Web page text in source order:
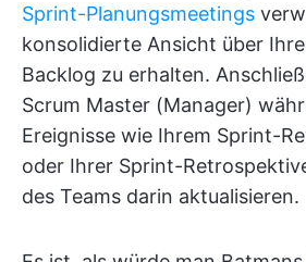
Sprint-Planungsmeetings
konsolidierte Ansicht über
Backlog zu erhalten.
Scrum Master (Manager)
Ereignisse wie Ihrem Sprint-
oder Ihrer Sprint-
des Teams darin aktualisieren.